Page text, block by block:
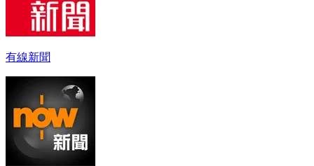
有線新聞